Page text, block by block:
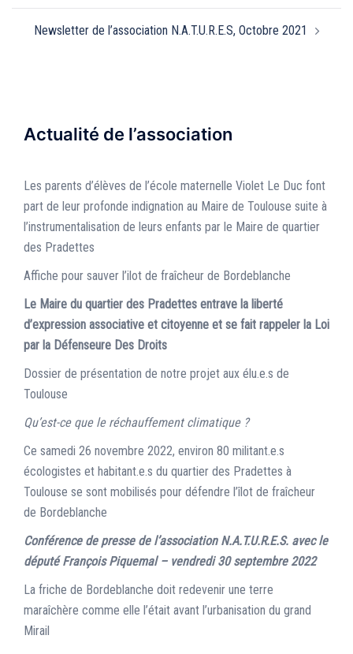
Newsletter de l’association N.A.T.U.R.E.S, Octobre 2021
Actualité de l’association
Les parents d’élèves de l’école maternelle Violet Le Duc font
part de leur profonde indignation au Maire de Toulouse suite à
l’instrumentalisation de leurs enfants par le Maire de quartier
des Pradettes
Affiche pour sauver l’ilot de fraîcheur de Bordeblanche
Le Maire du quartier des Pradettes entrave la liberté
d’expression associative et citoyenne et se fait rappeler la Loi
par la Défenseure Des Droits
Dossier de présentation de notre projet aux élu.e.s de
Toulouse
Qu’est-ce que le réchauffement climatique ?
Ce samedi 26 novembre 2022, environ 80 militant.e.s
écologistes et habitant.e.s du quartier des Pradettes à
Toulouse se sont mobilisés pour défendre l’îlot de fraîcheur
de Bordeblanche
Conférence de presse de l’association N.A.T.U.R.E.S. avec le
député François Piquemal – vendredi 30 septembre 2022
La friche de Bordeblanche doit redevenir une terre
maraîchère comme elle l’était avant l’urbanisation du grand
Mirail